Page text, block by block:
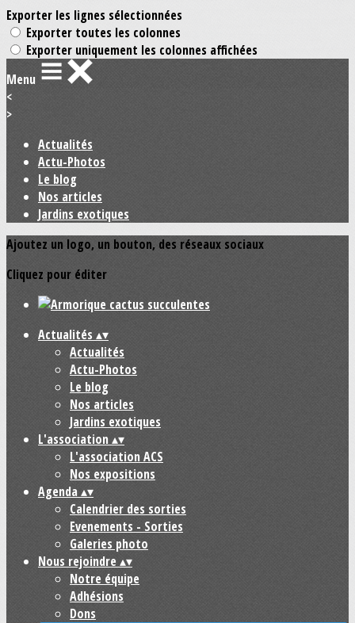
Exporter les lignes sélectionnées
Exporter toutes les colonnes
Exporter uniquement les colonnes affichées
Menu
<
>
Actualités
Actu-Photos
Le blog
Nos articles
Jardins exotiques
Ajoutez un logo, un bouton, des réseaux sociaux
Cliquez pour éditer
Actualités ▴▾
Actualités
Actu-Photos
Le blog
Nos articles
Jardins exotiques
L'association▴▾
L'association ACS
Nos expositions
Agenda▴▾
Calendrier des sorties
Evenements - Sorties
Galeries photo
Nous rejoindre ▴▾
Notre équipe
Adhésions
Dons